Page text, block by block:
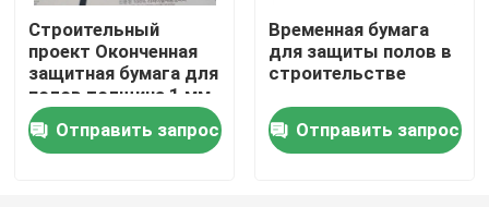
Черная бумага картона
Breathable клейкая лента
Пакуя бумага крена
Строительный
проект Оконченная
защитная бумага для
полов толщина 1 мм
Отправить запрос
Временная бумага
для защиты полов в
строительстве
Отправить запрос